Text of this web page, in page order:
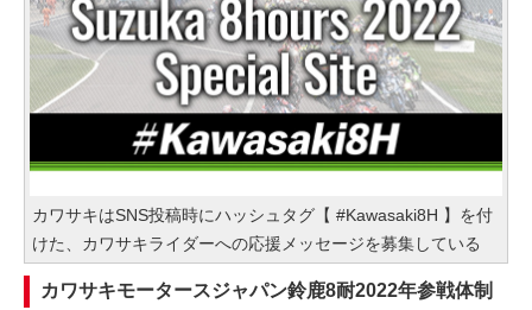
カワサキはSNS投稿時にハッシュタグ【 #Kawasaki8H 】を付
けた、カワサキライダーへの応援メッセージを募集している
カワサキモータースジャパン鈴鹿8耐2022年参戦体制